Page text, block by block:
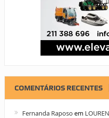
COMENTÁRIOS RECENTES
Fernanda Raposo em